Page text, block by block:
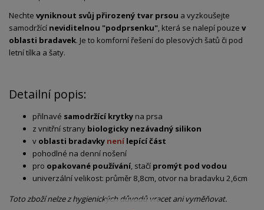
Nechte vyniknout svůj přirozený tvar prsou a vyzkoušejte
samodržící neviditelnou "podprsenku", která se nalepí pouze v
oblasti bradavek. Je to komforní řešení do plesových šatů či pod
letní tílka a šaty.
Detailní popis:
přilnavé samodržící krytky na prsa
z vnitřní strany biologicky nezávadný silikon
v oblasti bradavky není lepící část
pohodlné na denní nošení
pro opakované používání, stačí promýt pod vodou
univerzální velikost: průměr 8,8cm, otvor na bradavku 2,6cm
Toto zboží nelze z hygienických důvodů vracet ani vyměňovat.